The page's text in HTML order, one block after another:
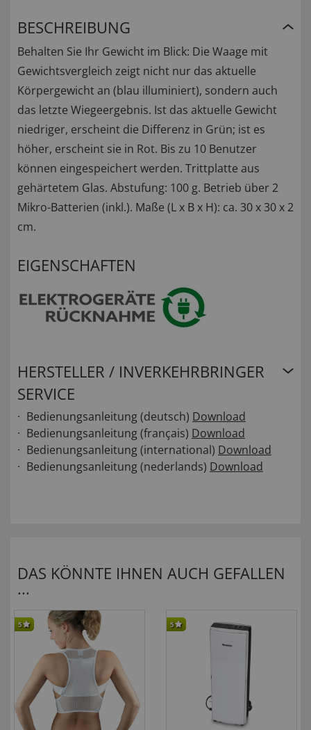
BESCHREIBUNG
Behalten Sie Ihr Gewicht im Blick: Die Waage mit
Gewichtsvergleich zeigt nicht nur das aktuelle
Körpergewicht an (blau illuminiert), sondern auch
das letzte Wiegeergebnis. Ist das aktuelle Gewicht
niedriger, erscheint die Differenz in Grün; ist es
höher, erscheint sie in Rot. Bis zu 10 Benutzer
können eingespeichert werden. Trittplatte aus
gehärtetem Glas. Abstufung: 100 g. Betrieb über 2
Mikro-Batterien (inkl.). Maße (L x B x H): ca. 30 x 30 x 2
cm.
EIGENSCHAFTEN
HERSTELLER / INVERKEHRBRINGER
SERVICE
Bedienungsanleitung (deutsch) Download
Bedienungsanleitung (français) Download
Bedienungsanleitung (international) Download
Bedienungsanleitung (nederlands) Download
DAS KÖNNTE IHNEN AUCH GEFALLEN
...
5 5